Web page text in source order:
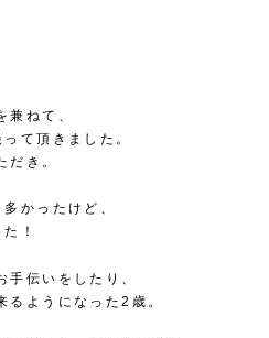
兼ねて、
て頂きました。
だき。
かったけど、
！
手伝いをしたり、
るようになった2歳。